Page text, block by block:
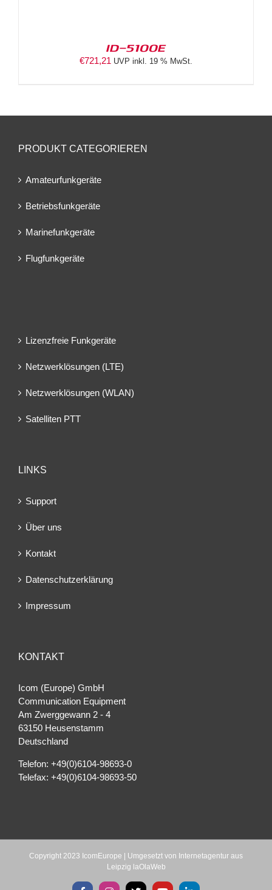
ID-5100E
€721,21 UVP inkl. 19 % MwSt.
PRODUKT CATEGORIEREN
Amateurfunkgeräte
Betriebsfunkgeräte
Marinefunkgeräte
Flugfunkgeräte
Lizenzfreie Funkgeräte
Netzwerklösungen (LTE)
Netzwerklösungen (WLAN)
Satelliten PTT
LINKS
Support
Über uns
Kontakt
Datenschutzerklärung
Impressum
KONTAKT
Icom (Europe) GmbH
Communication Equipment
Am Zwerggewann 2 ‐ 4
63150 Heusenstamm
Deutschland
Telefon: +49(0)6104-98693-0
Telefax: +49(0)6104-98693-50
Copyright 2023 IcomEurope | Umgesetzt von Internetagentur aus
Leipzig laOlaWeb